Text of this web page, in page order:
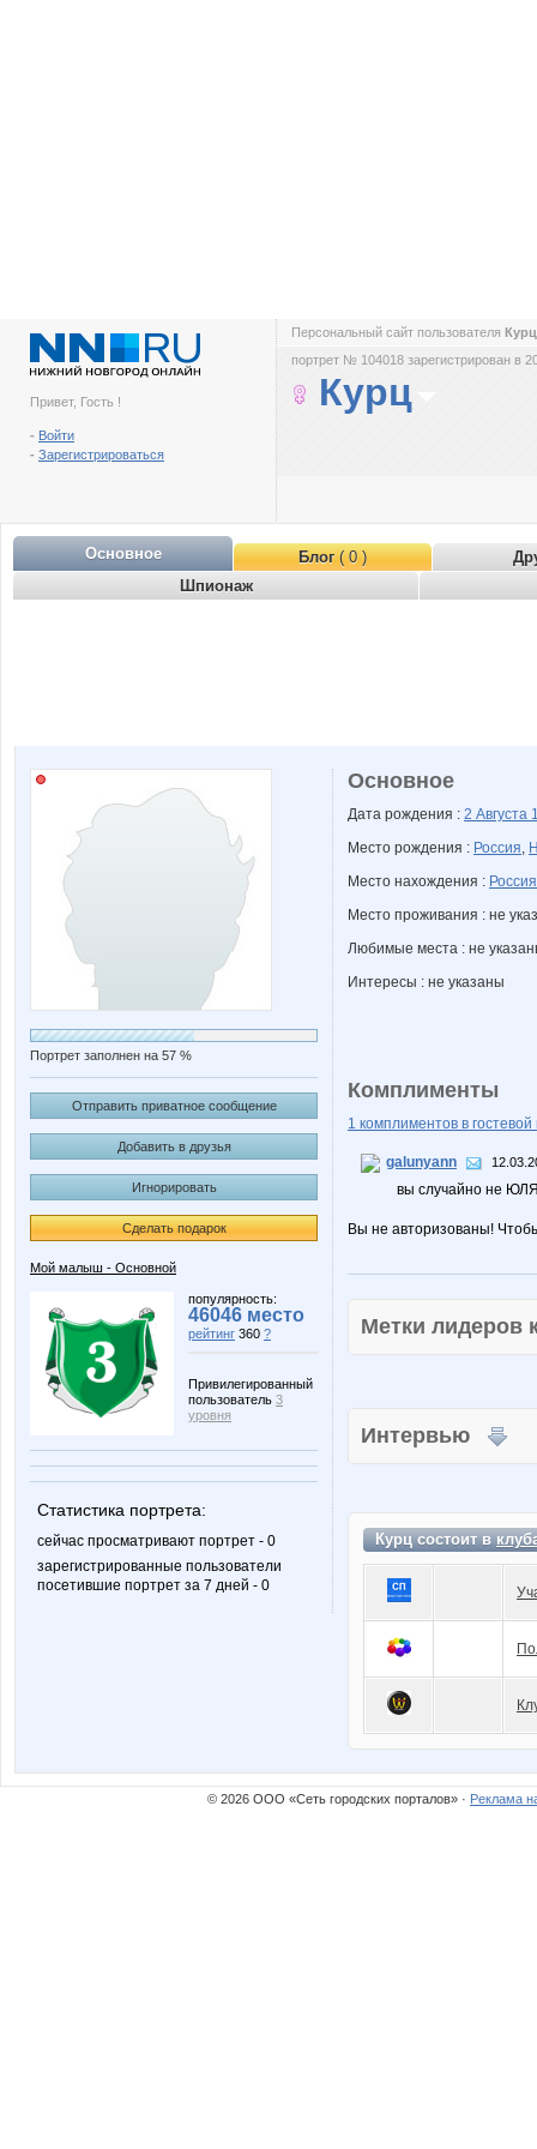
Привет, Гость !
- Войти
- Зарегистрироваться
Персональный сайт пользователя
портрет № 104018 зарегистрирован в
Курц
Основное Блог( 0 )
Шпионаж
Портрет заполнен на 57 %
Отправить приватное сообщение
Добавить в друзья
Игнорировать
Сделать подарок
Мой малыш - Основной
популярность:
46046 место
рейтинг 360 ?
Привилегированный
пользователь 3
уровня
Статистика портрета:
сейчас просматривают портрет - 0
зарегистрированные пользователи
посетившие портрет за 7 дней - 0
Основное
Дата рождения : 2 Августа
Место рождения : Россия,
Место нахождения : Россия
Место проживания : не
Любимые места : не
Интересы : не указаны
Комплименты
1 комплиментов в гостевой
galunyann
вы случайно не
Вы не авторизованы!
Метки
Интервью
Курц состоит в
© 2026 ООО «Сеть городских порталов» · Реклама